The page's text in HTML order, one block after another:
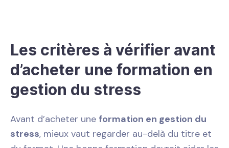
Les critères à vérifier avant
d’acheter une formation en
gestion du stress
Avant d’acheter une formation en gestion du
stress, mieux vaut regarder au-delà du titre et